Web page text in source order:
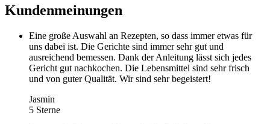
Kundenmeinungen
Eine große Auswahl an Rezepten, so dass immer etwas für
uns dabei ist. Die Gerichte sind immer sehr gut und
ausreichend bemessen. Dank der Anleitung lässt sich jedes
Gericht gut nachkochen. Die Lebensmittel sind sehr frisch
und von guter Qualität. Wir sind sehr begeistert!
Jasmin
5 Sterne